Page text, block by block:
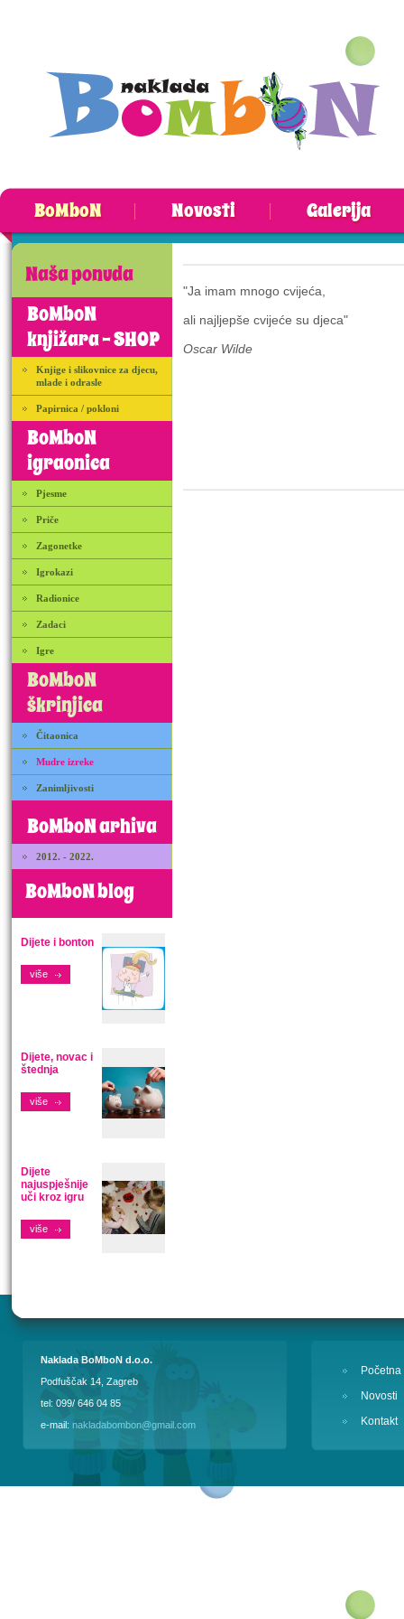
BoMboN Novosti Galerija
Naša ponuda
BoMboN
knjižara - SHOP
Knjige i slikovnice za djecu,
mlade i odrasle
Papirnica / pokloni
BoMboN
igraonica
Pjesme
Priče
Zagonetke
Igrokazi
Radionice
Zadaci
Igre
BoMboN
škrinjica
Čitaonica
Mudre izreke
Zanimljivosti
BoMboN arhiva
2012. - 2022.
BoMboN blog
Dijete i bonton
više
Dijete, novac i
štednja
više
Dijete
najuspješnije
uči kroz igru
više
"Ja imam mnogo cvijeća,
ali najljepše cvijeće su djeca"
Oscar Wilde
Naklada BoMboN d.o.o.
Podfuščak 14, Zagreb
tel: 099/ 646 04 85
e-mail: nakladabombon@gmail.com
Početna
Novosti
Kontakt